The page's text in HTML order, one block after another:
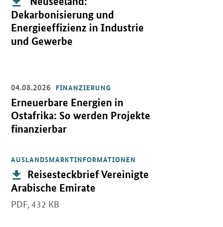
Dekarbonisierung und
Energieeffizienz in Industrie
und Gewerbe
04.08.2026 FINANZIERUNG
Erneuerbare Energien in
Ostafrika: So werden Projekte
finanzierbar
Öffnet Einzelsicht
AUSLANDSMARKTINFORMATIONEN
Publikation:
Reisesteckbrief Vereinigte
Arabische Emirate
PDF, 432 KB
Öffnet PDF "Reisesteckbrief Vereinigte Arabische Emirate" in